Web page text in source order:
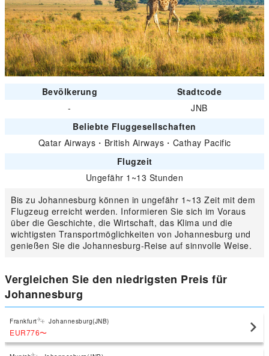
Bevölkerung
Stadtcode
-
JNB
Beliebte Fluggesellschaften
Qatar Airways ・ British Airways ・ Cathay Pacific
Flugzeit
Ungefähr 1~13 Stunden
Bis zu Johannesburg können in ungefähr 1~13 Zeit mit dem
Flugzeug erreicht werden. Informieren Sie sich im Voraus
über die Geschichte, die Wirtschaft, das Klima und die
wichtigsten Transportmöglichkeiten von Johannesburg und
genießen Sie die Johannesburg-Reise auf sinnvolle Weise.
Vergleichen Sie den niedrigsten Preis für
Johannesburg
Frankfurt Johannesburg(JNB)
EUR776〜